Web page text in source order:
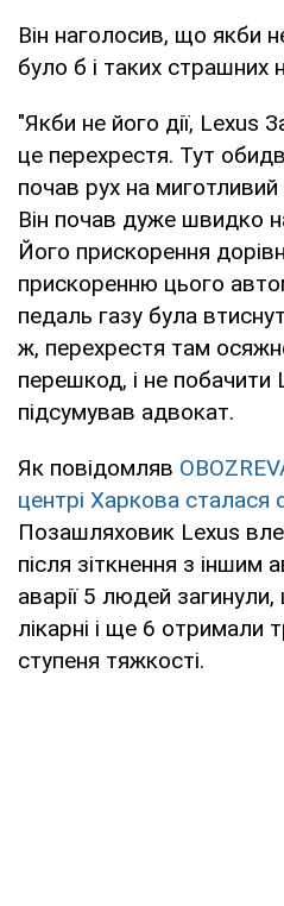
Він наголосив, що якби
було б і таких страшних
"Якби не його дії, Lexus
це перехрестя. Тут
почав рух на
Він почав дуже швидко
Його прискорення
прискоренню цього
педаль газу була
ж, перехрестя там
перешкод, і не
підсумував адвокат.
Як повідомляв
центрі Харкова
Позашляховик Lexus
після зіткнення з іншим
аварії 5 людей
лікарні і ще 6 отримали
ступеня тяжкості.